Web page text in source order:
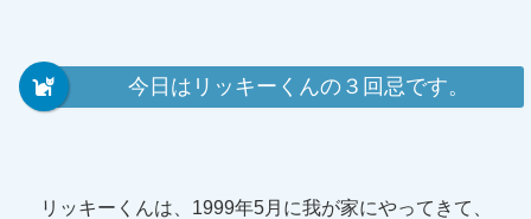
今日はリッキーくんの３回忌です。
リッキーくんは、1999年5月に我が家にやってきて、